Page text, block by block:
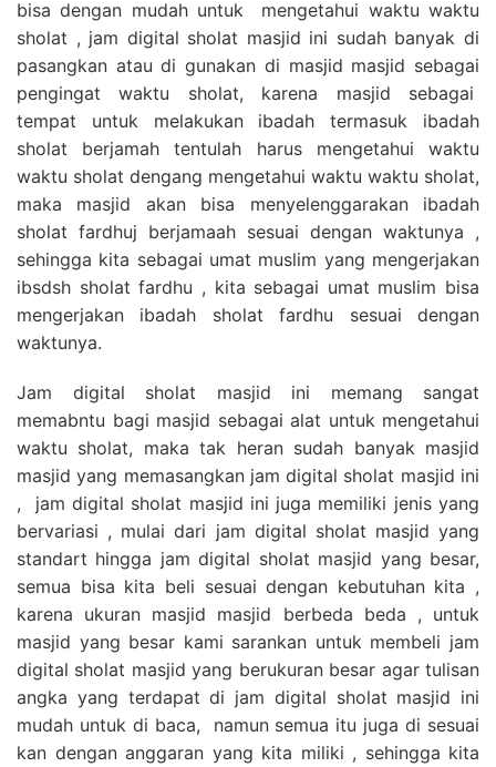
bisa dengan mudah untuk mengetahui waktu waktu
sholat , jam digital sholat masjid ini sudah banyak di
pasangkan atau di gunakan di masjid masjid sebagai
pengingat waktu sholat, karena masjid sebagai
tempat untuk melakukan ibadah termasuk ibadah
sholat berjamah tentulah harus mengetahui waktu
waktu sholat dengang mengetahui waktu waktu sholat,
maka masjid akan bisa menyelenggarakan ibadah
sholat fardhuj berjamaah sesuai dengan waktunya ,
sehingga kita sebagai umat muslim yang mengerjakan
ibsdsh sholat fardhu , kita sebagai umat muslim bisa
mengerjakan ibadah sholat fardhu sesuai dengan
waktunya.
Jam digital sholat masjid ini memang sangat
memabntu bagi masjid sebagai alat untuk mengetahui
waktu sholat, maka tak heran sudah banyak masjid
masjid yang memasangkan jam digital sholat masjid ini
, jam digital sholat masjid ini juga memiliki jenis yang
bervariasi , mulai dari jam digital sholat masjid yang
standart hingga jam digital sholat masjid yang besar,
semua bisa kita beli sesuai dengan kebutuhan kita ,
karena ukuran masjid masjid berbeda beda , untuk
masjid yang besar kami sarankan untuk membeli jam
digital sholat masjid yang berukuran besar agar tulisan
angka yang terdapat di jam digital sholat masjid ini
mudah untuk di baca, namun semua itu juga di sesuai
kan dengan anggaran yang kita miliki , sehingga kita